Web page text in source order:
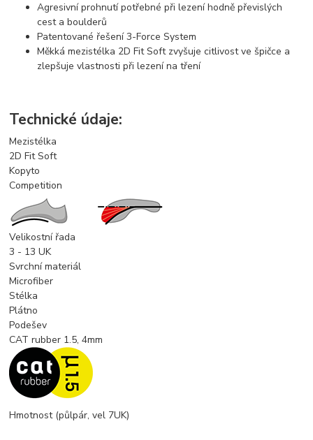
Agresivní prohnutí potřebné při lezení hodně převislých
cest a boulderů
Patentované řešení 3-Force System
Měkká mezistélka 2D Fit Soft zvyšuje citlivost ve špičce a
zlepšuje vlastnosti při lezení na tření
Technické údaje:
Mezistélka
2D Fit Soft
Kopyto
Competition
Velikostní řada
3 - 13 UK
Svrchní materiál
Microfiber
Stélka
Plátno
Podešev
CAT rubber 1.5, 4mm
Hmotnost (půlpár, vel 7UK)